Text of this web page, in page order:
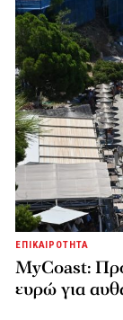
ΕΠΙΚΑΙΡΟΤΗΤΑ
MyCoast:
ευρώ για